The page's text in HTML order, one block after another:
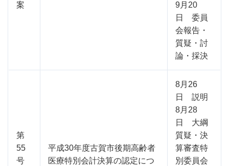
案
9月20
日 委員
会報告・
質疑・討
論・採決
第
55
号
平成30年度古賀市後期高齢者
医療特別会計決算の認定につ
8月26
日 説明
8月28
日 大綱
質疑・決
算審査特
別委員会